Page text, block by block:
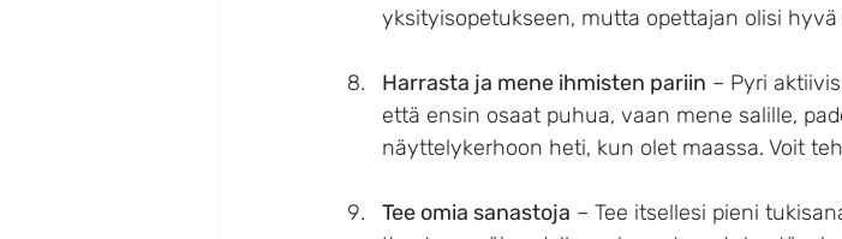
yksityisopetukseen, mutta opettajan olisi hyvä
Harrasta ja mene ihmisten pariin – Pyri
että ensin osaat puhua, vaan mene salille,
näyttelykerhoon heti, kun olet maassa. Voit
Tee omia sanastoja – Tee itsellesi pieni